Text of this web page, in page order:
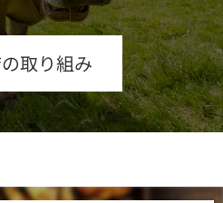
取り組み